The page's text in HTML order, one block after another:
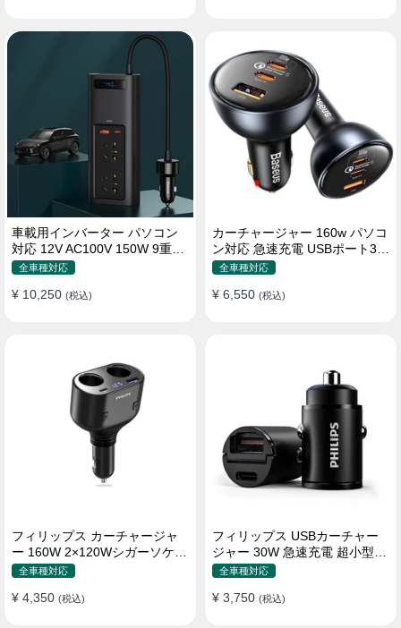
車載用インバーター パソコン
対応 12V AC100V 150W 9重保
護 ディスプレイ付き 静音タイ
全車種対応
¥ 10,250 (税込)
カーチャージャー 160w パソコ
ン対応 急速充電 USBポート3つ
Type-C シガーソケット
全車種対応
¥ 6,550 (税込)
フィリップス カーチャージャ
ー 160W 2×120Wシガーソケッ
ト おしゃれ
全車種対応
¥ 4,350 (税込)
フィリップス USBカーチャー
ジャー 30W 急速充電 超小型設
計 おしゃれ シガーソケット
全車種対応
¥ 3,750 (税込)